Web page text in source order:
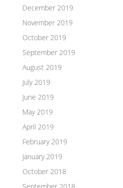
December 2019
November 2019
October 2019
September 2019
August 2019
July 2019
June 2019
May 2019
April 2019
February 2019
January 2019
October 2018